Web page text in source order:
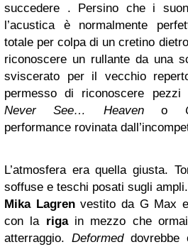
succedere . Persino che i
l’acustica è normalmente
totale per colpa di un cretino
riconoscere un rullante da una
sviscerato per il vecchio
permesso di riconoscere pezzi
Never See… Heaveno
performance rovinata
L’atmosfera era quella giusta.
soffuse e teschi posati sugli
MikaLagrenvestito da G Max
con la rigain mezzo che
atterraggio. Deformeddovrebbe